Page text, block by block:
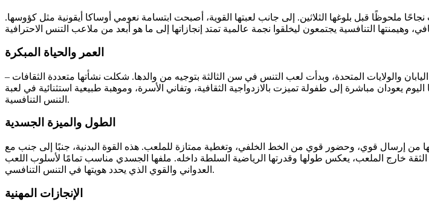
واحدة من أكثر الرياضيات تتويجًا في جيلها. وُلدت في 16 أكتوبر 1997، وحققت نجاحًا ملحوظًا قبل بلوغها الثلاثين. إلى جانب لعبتها القوية، أصبحت ابتسامة نعومي أوساكا أيقونية مثل كؤوسها.
العمر والحياة المبكرة
1997 في أوساكا، اليابان، مما يجعل عمرها 27 عامًا. نشأت بين اليابان والولايات المتحدة، وبدأت لعب التنس في سن الثالثة بتوجيه من والدها. شكلت نشأتها متعددة الثقافات –
يعودان مباشرة إلى طفولة تميزت بالازدواجية الثقافية، وتفاني الأسرة، وموهبة طبيعية استثنائية في لعبة
التنس التنافسية.
الطول والميزة الجسدية
طولها يمكنها من إرسال قوي، وحضور قوي من الخط الخلفي، وتغطية ممتازة للملعب. هذه القوة البدنية، جنبًا إلى جنب مع
الثقة خارج الملعب، يعكس طولها وقدرتها الرياضية السلطة داخله. ملفها الجسدي مناسب تمامًا لأسلوب اللعب
العدواني والقوي الذي يحدد هويتها في التنس التنافسي.
الإنجازات المهنية